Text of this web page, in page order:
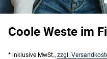
Coole Weste im
* inklusive MwSt., zzgl.